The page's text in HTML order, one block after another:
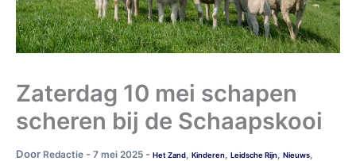
Zaterdag 10 mei schapen
scheren bij de Schaapskooi
Door Redactie - 7 mei 2025 - Het Zand, Kinderen, Leidsche Rijn, Nieuws,